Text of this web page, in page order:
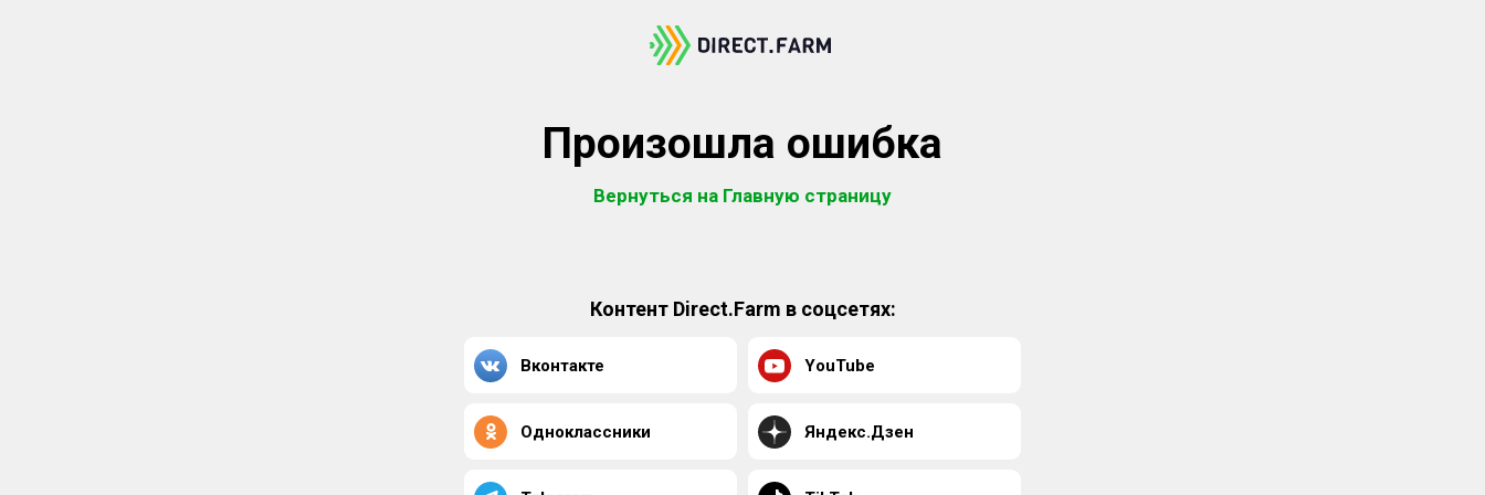
Произошла ошибка
Вернуться на Главную страницу
Контент Direct.Farm в соцсетях:
Вконтакте YouTube
Одноклассники Яндекс.Дзен